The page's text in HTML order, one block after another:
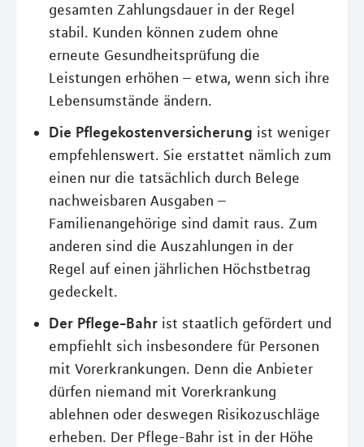
gesamten Zahlungsdauer in der Regel
stabil. Kunden können zudem ohne
erneute Gesundheitsprüfung die
Leistungen erhöhen – etwa, wenn sich ihre
Lebensumstände ändern.
Die Pflegekostenversicherung ist weniger
empfehlenswert. Sie erstattet nämlich zum
einen nur die tatsächlich durch Belege
nachweisbaren Ausgaben –
Familienangehörige sind damit raus. Zum
anderen sind die Auszahlungen in der
Regel auf einen jährlichen Höchstbetrag
gedeckelt.
Der Pflege-Bahr ist staatlich gefördert und
empfiehlt sich insbesondere für Personen
mit Vorerkrankungen. Denn die Anbieter
dürfen niemand mit Vorerkrankung
ablehnen oder deswegen Risikozuschläge
erheben. Der Pflege-Bahr ist in der Höhe